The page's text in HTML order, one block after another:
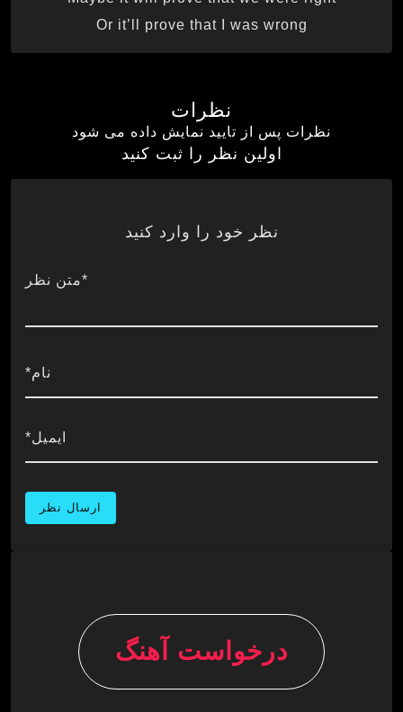
Or it’ll prove that I was wrong
نظرات
نظرات پس از تایید نمایش داده می شود
اولین نظر را ثبت کنید
نظر خود را وارد کنید
*متن نظر
نام*
ایمیل*
درخواست آهنگ